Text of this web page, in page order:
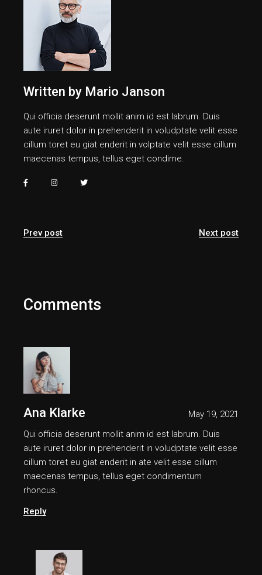
Written by Mario Janson
Qui officia deserunt mollit anim id est labrum. Duis
aute iruret dolor in prehenderit in voludptate velit esse
cillum toret eu giat enderit in volptate velit esse cillum
maecenas tempus, tellus eget condime.
Prev post Next post
Comments
Ana Klarke
May 19, 2021
Qui officia deserunt mollit anim id est labrum. Duis
aute iruret dolor in prehenderit in voludptate velit esse
cillum toret eu giat enderit in ate velit esse cillum
maecenas tempus, tellus eget condimentum
rhoncus.
Reply